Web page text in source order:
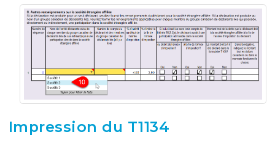
Impression du T1134